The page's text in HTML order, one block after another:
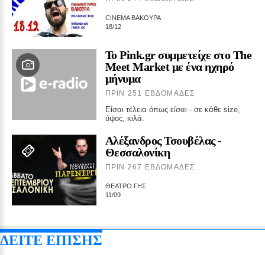
CINEMA ΒΑΚΟΥΡΑ
18/12
Το Pink.gr συμμετείχε στο The
Meet Market με ένα ηχηρό
μήνυμα
ΠΡΙΝ 251 ΕΒΔΟΜΆΔΕΣ
Είσαι τέλεια όπως είσαι - σε κάθε size,
ύψος, κιλά.
Αλέξανδρος Τσουβέλας ‑
Θεσσαλονίκη
ΠΡΙΝ 267 ΕΒΔΟΜΆΔΕΣ
ΘΕΑΤΡΟ ΓΗΣ
11/09
ΔΕΙΤΕ ΕΠΙΣΗΣ